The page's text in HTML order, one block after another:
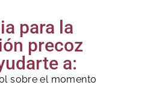
para la
precoz
a:
sobre el momento